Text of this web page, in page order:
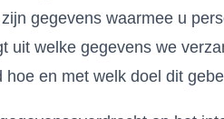
gegevens waarmee u
uit welke gegevens we
hoe en met welk doel dit